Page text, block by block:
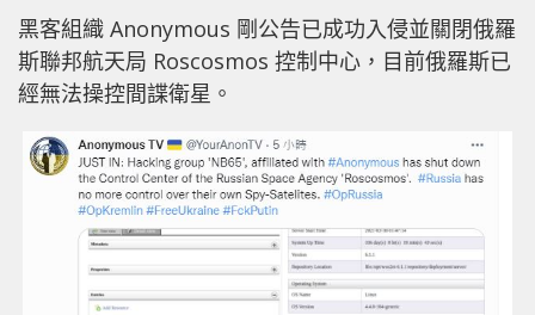
黑客組織 Anonymous 剛公告已成功入侵並關閉俄羅
斯聯邦航天局 Roscosmos 控制中心，目前俄羅斯已
經無法操控間諜衛星。